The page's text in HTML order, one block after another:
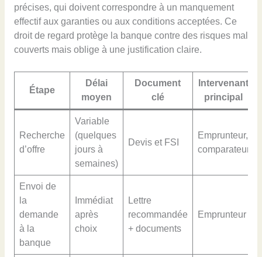
précises, qui doivent correspondre à un manquement
effectif aux garanties ou aux conditions acceptées. Ce
droit de regard protège la banque contre des risques mal
couverts mais oblige à une justification claire.
Étape
Délai
moyen
Document
clé
Intervenant
principal
Recherche
d’offre
Variable
(quelques
jours à
semaines)
Devis et FSI
Emprunteur,
comparateur
Envoi de
la
demande
à la
banque
Immédiat
après
choix
Lettre
recommandée
+ documents
Emprunteur